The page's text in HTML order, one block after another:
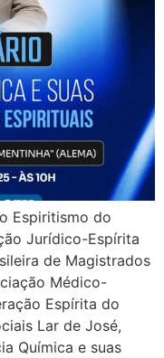
Espiritismo do
Jurídico-Espírita
de Magistrados
Médico-
Espírita do
Lar de José,
Química e suas